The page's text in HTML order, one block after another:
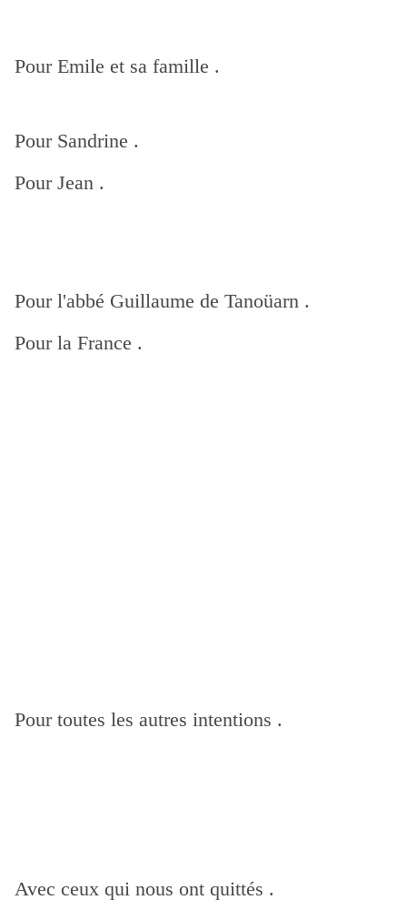
Pour Emile et sa famille .
Pour Sandrine .
Pour Jean .
Pour l'abbé Guillaume de Tanoüarn .
Pour la France .
Pour toutes les autres intentions .
Avec ceux qui nous ont quittés .